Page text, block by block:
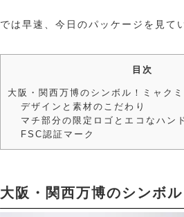
では早速、今日のパッケージを見て
目次
大阪・関西万博のシンボル！ミャク
デザインと素材のこだわり
マチ部分の限定ロゴとエコなハン
FSC認証マーク
大阪・関西万博のシンボ